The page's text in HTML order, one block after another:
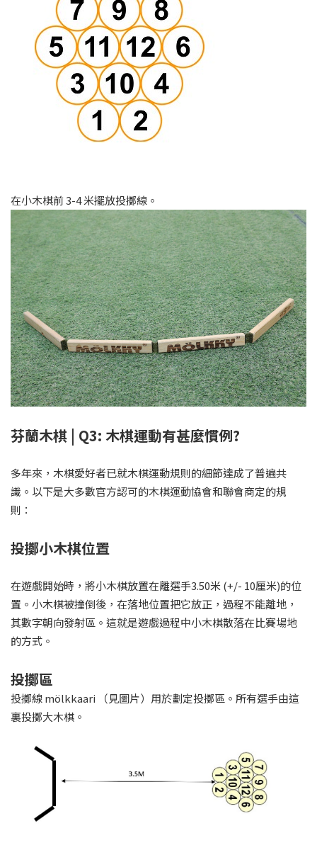
在小木棋前 3-4 米擺放投擲線。
芬蘭木棋 | Q3: 木棋運動有甚麼慣例?
多年來，木棋愛好者已就木棋運動規則的細節達成了普遍共
識。以下是大多數官方認可的木棋運動協會和聯會商定的規
則：
投擲小木棋位置
在遊戲開始時，將小木棋放置在離選手3.50米 (+/- 10厘米)的位
置。小木棋被撞倒後，在落地位置把它放正，過程不能離地，
其數字朝向發射區。這就是遊戲過程中小木棋散落在比賽場地
的方式。
投擲區
投擲線 mölkkaari （見圖片）用於劃定投擲區。所有選手由這
裏投擲大木棋。